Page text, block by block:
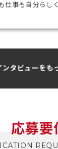
仕事も自分らし
ンタビューをも
応募要